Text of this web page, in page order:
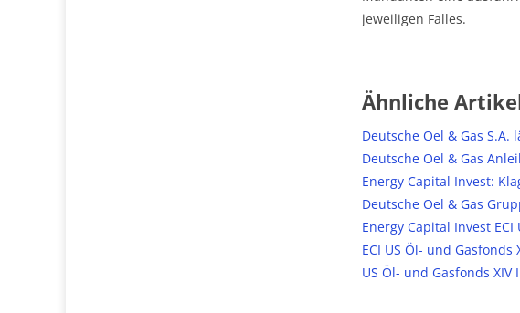
jeweiligen Falles.
Ähnliche
Deutsche Oel & Gas
Deutsche Oel & Gas
Energy Capital Invest:
Deutsche Oel & Gas
Energy Capital Invest
ECI US Öl- und
US Öl- und Gasfonds